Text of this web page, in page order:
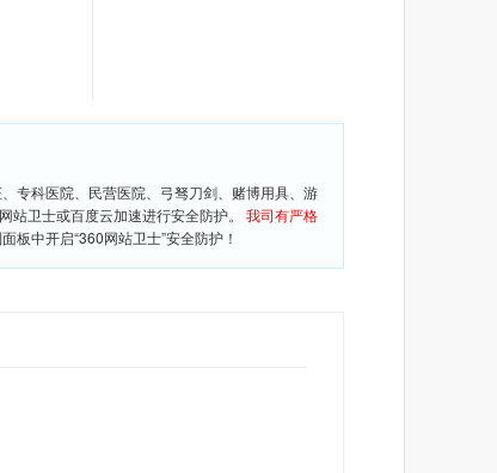
专科医院、民营医院、弓驽刀剑、赌博用具、游
站卫士或百度云加速进行安全防护。 我司有严格
板中开启“360网站卫士”安全防护！